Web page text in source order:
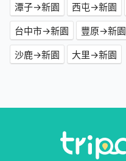
潭子→新園 西屯→新園
台中市→新園
豐原→新園
沙鹿→新園
大里→新園